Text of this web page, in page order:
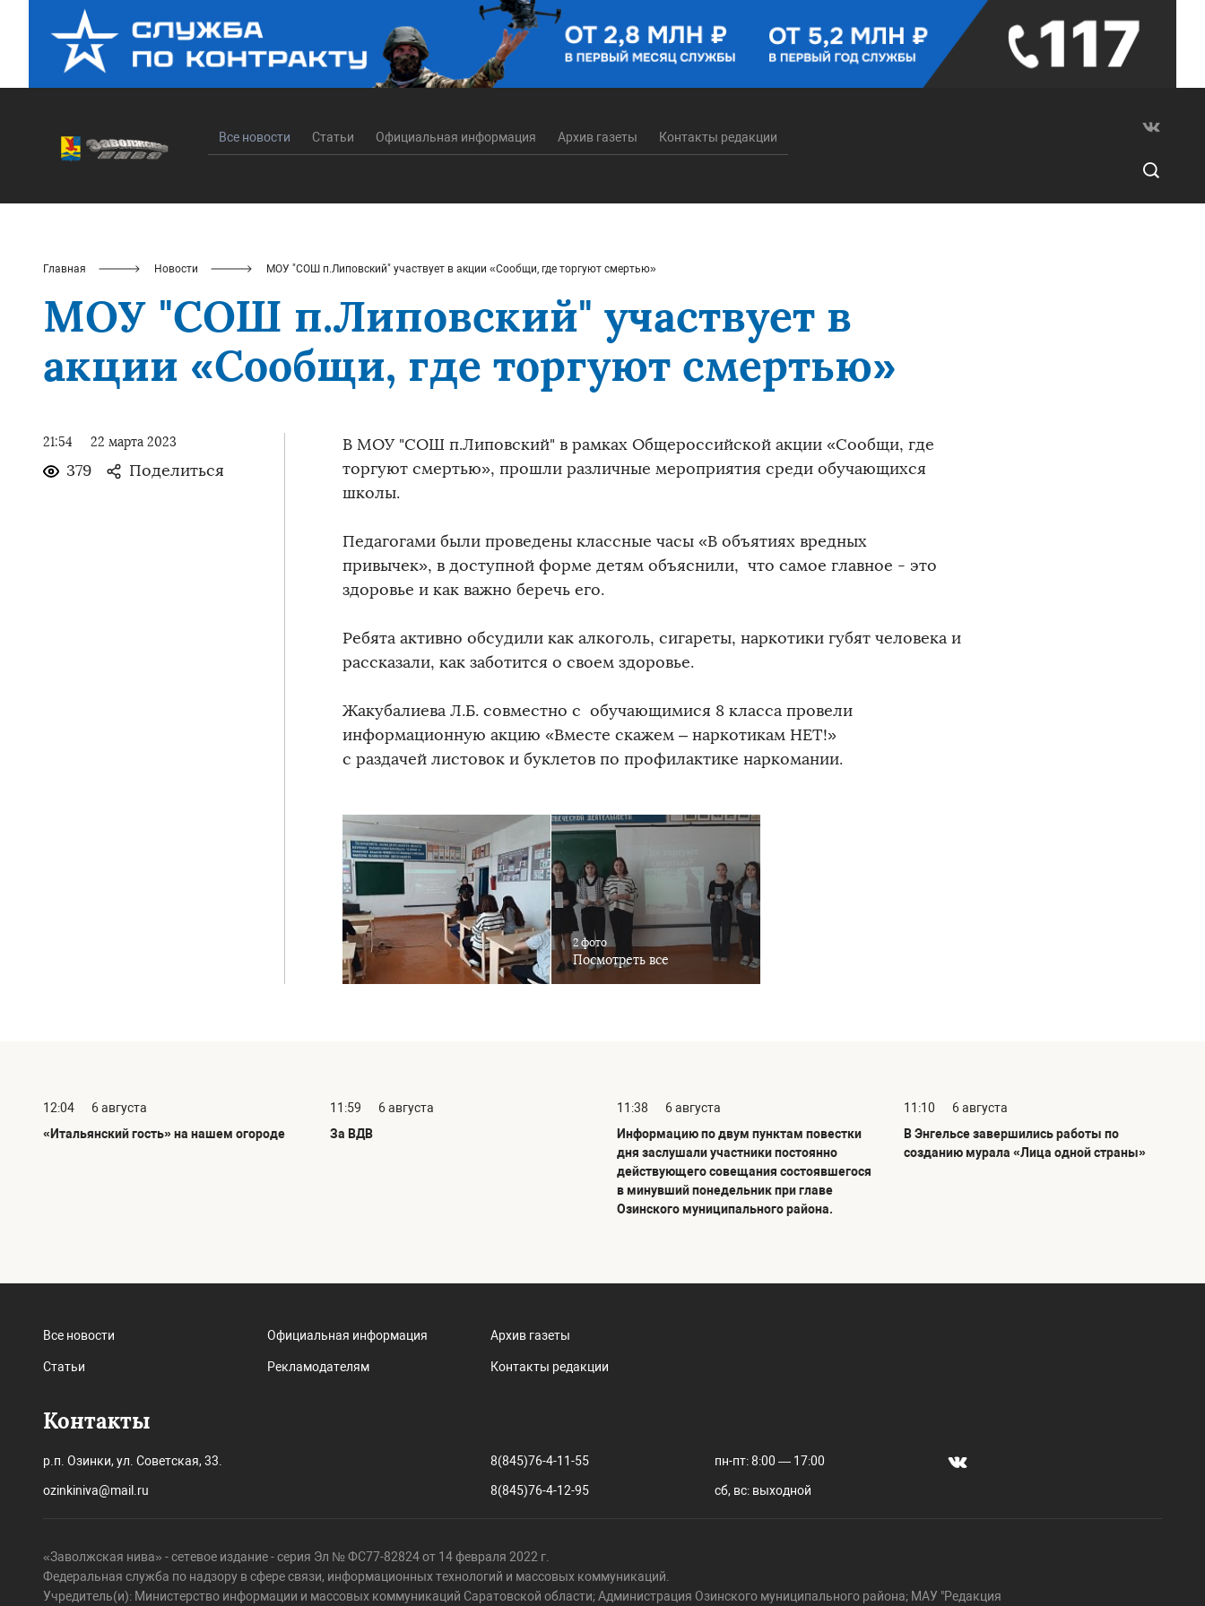
Все новости Статьи Официальная информация Архив газеты Контакты редакции
Главная Новости МОУ "СОШ п.Липовский" участвует в акции «Сообщи, где торгуют смертью»
МОУ "СОШ п.Липовский" участвует в
акции «Сообщи, где торгуют смертью»
21:54 22 марта 2023
379 Поделиться
В МОУ "СОШ п.Липовский" в рамках Общероссийской акции «Сообщи, где
торгуют смертью», прошли различные мероприятия среди обучающихся
школы.
Педагогами были проведены классные часы «В объятиях вредных
привычек», в доступной форме детям объяснили, что самое главное - это
здоровье и как важно беречь его.
Ребята активно обсудили как алкоголь, сигареты, наркотики губят человека и
рассказали, как заботится о своем здоровье.
Жакубалиева Л.Б. совместно с обучающимися 8 класса провели
информационную акцию «Вместе скажем – наркотикам НЕТ!»
с раздачей листовок и буклетов по профилактике наркомании.
2 фото
Посмотреть все
12:04
6 августа
«Итальянский гость» на нашем огороде
11:59
6 августа
За ВДВ
11:38
6 августа
Информацию по двум пунктам повестки
дня заслушали участники постоянно
действующего совещания состоявшегося
в минувший понедельник при главе
Озинского муниципального района.
11:10
6 августа
В Энгельсе завершились работы по
созданию мурала «Лица одной страны»
Все новости
Статьи
Официальная информация
Рекламодателям
Архив газеты
Контакты редакции
Контакты
р.п. Озинки, ул. Советская, 33.
ozinkiniva@mail.ru
8(845)76-4-11-55
8(845)76-4-12-95
пн-пт: 8:00 — 17:00
сб, вс: выходной
«Заволжская нива» - сетевое издание - серия Эл № ФС77-82824 от 14 февраля 2022 г.
Федеральная служба по надзору в сфере связи, информационных технологий и массовых коммуникаций.
Учредитель(и): Министерство информации и массовых коммуникаций Саратовской области; Администрация Озинского муниципального района; МАУ "Редакция